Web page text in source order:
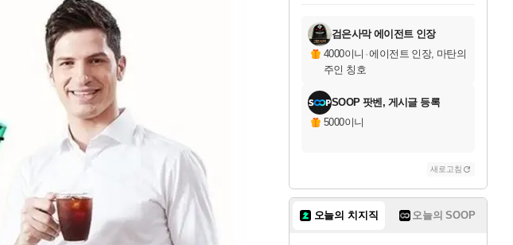
교환.
당첨되셨습니다.
당첨되셨습니다.
당첨되셨습니다.
당첨되셨습니다.
당첨되셨습니다.
당첨되셨습니다.
당첨되셨습니다.
에디션 (스팀코드)를 교환.
당첨되셨습니다.
검은사막 에이전트 인장
4000이니 ·에이전트 인장, 마탄의
주인 칭호
SOOP 팟벤, 게시글 등록
5000이니
새로고침
오늘의 치지직 오늘의 SOOP